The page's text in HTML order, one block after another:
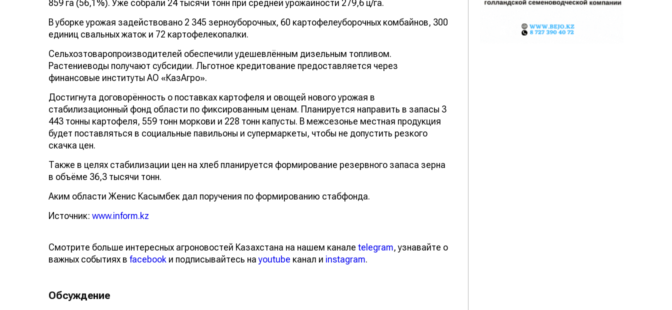
859 га (56,1%). Уже собрали 24 тысячи тонн при средней урожайности 279,6 ц/га.
В уборке урожая задействовано 2 345 зерноуборочных, 60 картофелеуборочных комбайнов, 300
единиц свальных жаток и 72 картофелекопалки.
Сельхозтоваропроизводителей обеспечили удешевлённым дизельным топливом.
Растениеводы получают субсидии. Льготное кредитование предоставляется через
финансовые институты АО «КазАгро».
Достигнута договорённость о поставках картофеля и овощей нового урожая в
стабилизационный фонд области по фиксированным ценам. Планируется направить в запасы 3
443 тонны картофеля, 559 тонн моркови и 228 тонн капусты. В межсезонье местная продукция
будет поставляться в социальные павильоны и супермаркеты, чтобы не допустить резкого
скачка цен.
Также в целях стабилизации цен на хлеб планируется формирование резервного запаса зерна
в объёме 36,3 тысячи тонн.
Аким области Женис Касымбек дал поручения по формированию стабфонда.
Источник: www.inform.kz
Смотрите больше интересных агроновостей Казахстана на нашем канале telegram, узнавайте о
важных событиях в facebook и подписывайтесь наyoutube канал и instagram.
Обсуждение